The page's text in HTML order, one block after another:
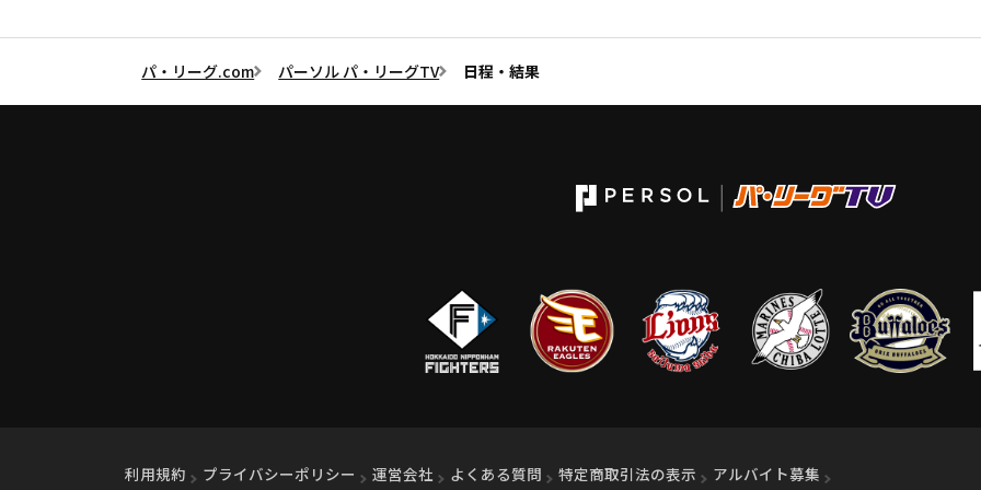
パ・リーグ.com パーソル パ・リーグTV 日程・結果
利用規約 プライバシーポリシー 運営会社 （別ウィンドウで開く）
よくある質問 特定商取引法の表示 アルバイト募集 （別ウィンドウで開く